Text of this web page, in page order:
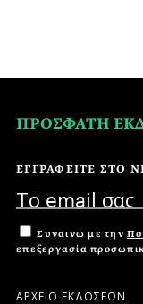
ΠΡΟΣΦΑΤΗ
ΕΓΓΡΑΦΕΙΤΕ ΣΤΟ
Συναινώ με την
επεξεργασία
ΑΡΧΕΙΟ ΕΚΔΟΣΕΩΝ